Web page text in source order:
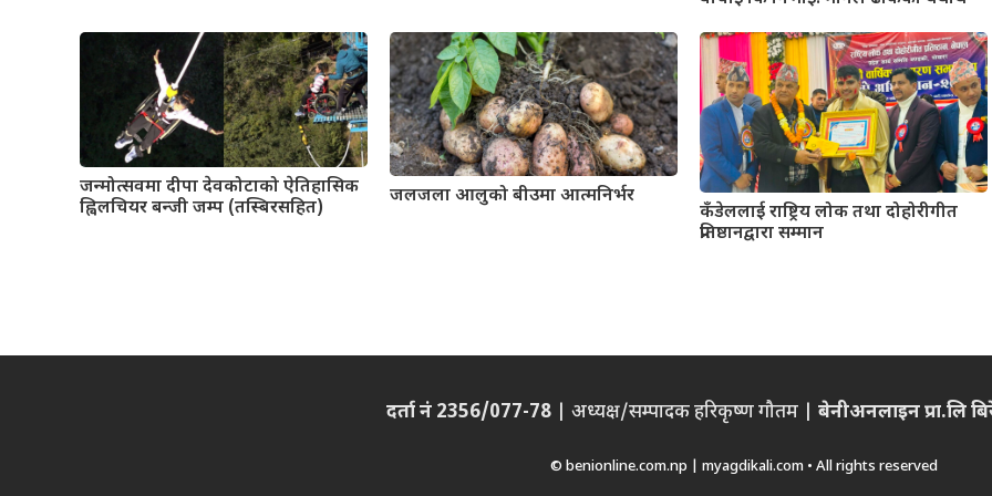
जन्मोत्सवमा दीपा देवकोटाको ऐतिहासिक
ह्विलचियर बन्जी जम्प (तस्बिरसहित)
जलजला आलुको बीउमा आत्मनिर्भर
कँडेललाई राष्ट्रिय लोक तथा दोहोरीगीत
प्रतिष्ठानद्वारा सम्मान
दर्ता नं 2356/077-78| अध्यक्ष/सम्पादक हरिकृष्ण गौतम | बेनीअनलाइन प्रा.लि
© benionline.com.np | myagdikali.com • All rights reserved